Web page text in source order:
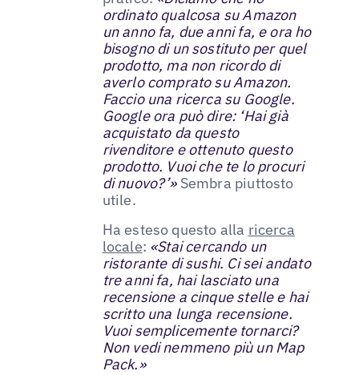
ordinato qualcosa su Amazon
un anno fa, due anni fa, e ora ho
bisogno di un sostituto per quel
prodotto, ma non ricordo di
averlo comprato su Amazon.
Faccio una ricerca su Google.
Google ora può dire: ‘Hai già
acquistato da questo
rivenditore e ottenuto questo
prodotto. Vuoi che te lo procuri
di nuovo?’»Sembra piuttosto
utile.
Ha esteso questo alla ricerca
locale: «Stai cercando un
ristorante di sushi. Ci sei andato
tre anni fa, hai lasciato una
recensione a cinque stelle e hai
scritto una lunga recensione.
Vuoi semplicemente tornarci?
Non vedi nemmeno più un Map
Pack.»